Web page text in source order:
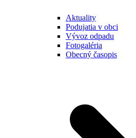
Aktuality
Podujatia v obci
Vývoz odpadu
Fotogaléria
Obecný časopis